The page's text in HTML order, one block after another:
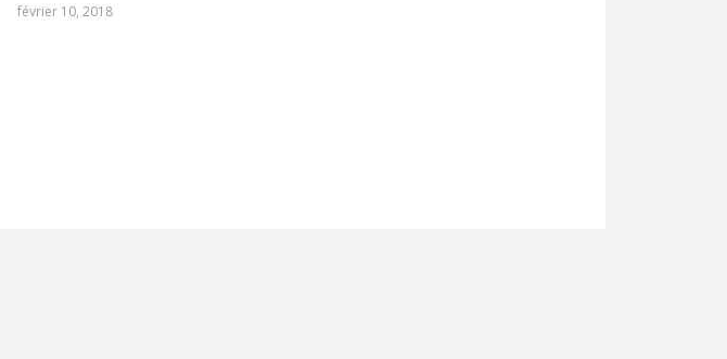
février 10, 2018